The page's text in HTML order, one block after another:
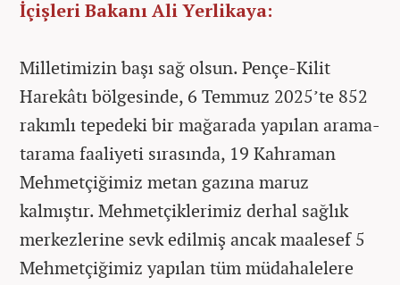
İçişleri Bakanı Ali Yerlikaya:
Milletimizin başı sağ olsun. Pençe-Kilit
Harekâtı bölgesinde, 6 Temmuz 2025’te 852
rakımlı tepedeki bir mağarada yapılan arama-
tarama faaliyeti sırasında, 19 Kahraman
Mehmetçiğimiz metan gazına maruz
kalmıştır. Mehmetçiklerimiz derhal sağlık
merkezlerine sevk edilmiş ancak maalesef 5
Mehmetçiğimiz yapılan tüm müdahalelere